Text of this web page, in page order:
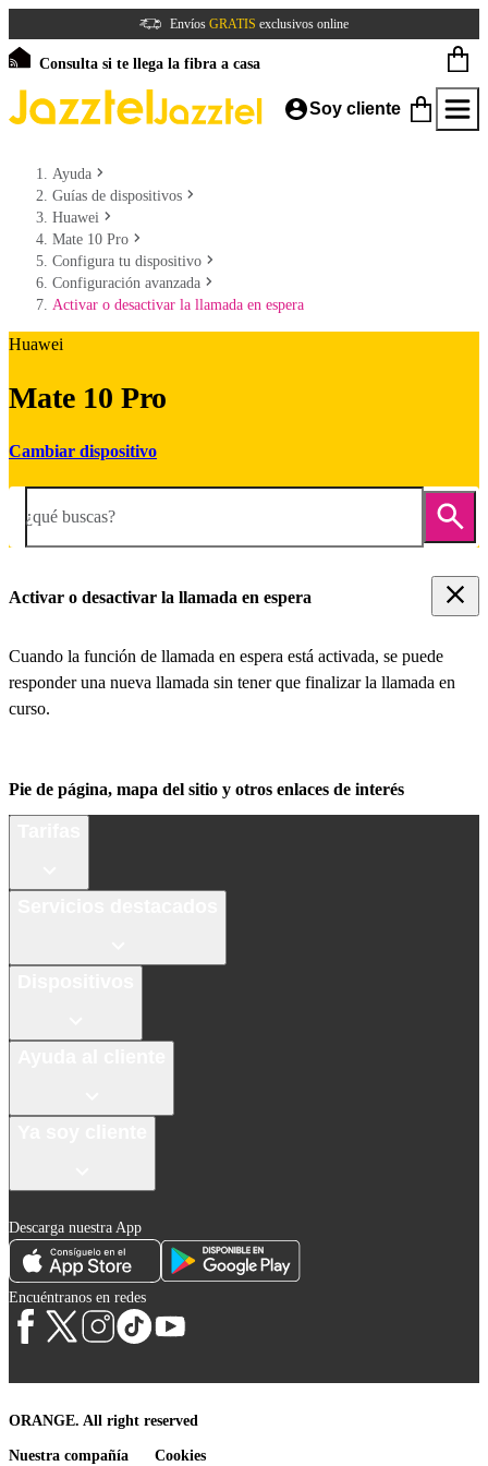
Envíos GRATIS exclusivos online
Consulta si te llega la fibra a casa
Soy cliente
Ayuda
Guías de dispositivos
Huawei
Mate 10 Pro
Configura tu dispositivo
Configuración avanzada
Activar o desactivar la llamada en espera
Huawei
Mate 10 Pro
Cambiar dispositivo
¿qué buscas?
Activar o desactivar la llamada en espera
Cuando la función de llamada en espera está activada, se puede
responder una nueva llamada sin tener que finalizar la llamada en
curso.
Pie de página, mapa del sitio y otros enlaces de interés
Descarga nuestra App
Encuéntranos en redes
ORANGE. All right reserved
Nuestra compañía Cookies